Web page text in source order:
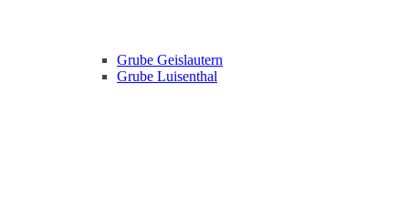
Grube Geislautern
Grube Luisenthal